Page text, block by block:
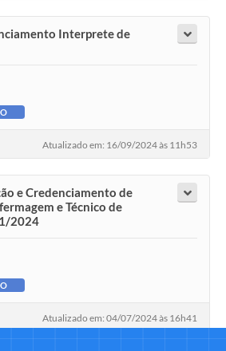
Interprete de
Atualizado em: 16/09/2024 às 11h53
e Credenciamento de
e Técnico de
2024
Atualizado em: 04/07/2024 às 16h41